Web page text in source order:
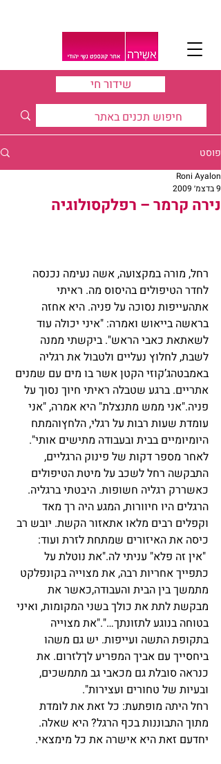
שידור חי
פוסט
נירה קרמר – רפלקסולוגיה
Roni Ayalon
9 בדצמ׳ 2009
רחל, מורה במקצועה, אשה נעימה נכנסה
לחדר הטיפולים בהיסוס מה. ראיתי
אתהעייפות נסוכה על פניה. היא אחזה
בראשה בייאוש ואמרה: "איני יכולה עוד
לשאתאת כאבי הראש". ביקשתי ממנה
לשבת, לחלוץ נעליים ולטבול את רגליה
באמבטהג’קוזי הקטן אשר בו מים עם שמנים
אתריים. ברגע שטבלה ראיתי חיוך נסוך על
פניה."אני ממש מתנצלת" היא אמרה, "אני
עומדת שעות רבות על רגלי, הלחץוהמתח
היומיומיים בבית ובעבודה מתישים אותי".
לאחר מספר דקות של פינוק הרגליים,
התבקשה רחל לשכב על מיטת הטיפולים
כאשררק רגליה חשופות. היבטתי ברגליה.
הרגלים היו חיוורות, המגע היה רך מאד
וקפלים רבים מלאו אתאזור הקשת. יובש רב
כיסה את האיזורים שמתחת לזרת ועוד:
"אין זה פלא" עניתי לה."את נוטלת על
כתפייך אחריות רבה, את מצוייה בקונפלקט
מתמשך בין הבית והעבודה,כאשר את
מבקשת לתת את כולך בשני המקומות, ואיני
בטוחה בנוגע לתזונתך…"."את מצוייה
בתקופת התשה ועייפות. יש גם משהו
ביחסייך עם אביך המפריע לךלזרום. את
כנראה סובלת גם מכאבי גב מתמשכים,
ובעיות של טחורים ועצירות".
רחל היתה מופתעת: כל זאת את לומדת
מתוך התבוננות בכף הרגל? היא שאלה.
יחדעם זאת היא אישרה את כל מימצאי.